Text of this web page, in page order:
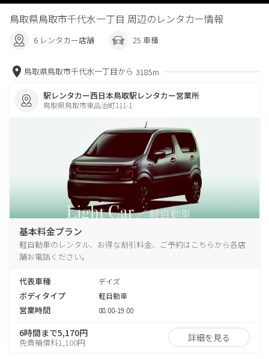
鳥取県鳥取市千代水一丁目 周辺のレンタカー情報
6 レンタカー店舗 25 車種
鳥取県鳥取市千代水一丁目から 3185m
駅レンタカー西日本鳥取駅レンタカー営業所
鳥取県鳥取市東品治町111-1
基本料金プラン
軽自動車のレンタル、お得な割引料金、ご予約はこちらから各店
舗お電話ください。
代表車種 デイズ
ボディタイプ 軽自動車
営業時間 08:00-19:00
6時間まで5,170円
免責補償料1,100円 詳細を見る